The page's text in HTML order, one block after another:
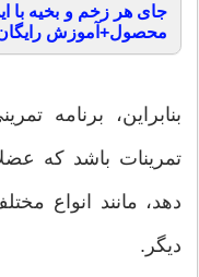
محصول+آموزش
بنابراین، برنامه
تمرینات باشد که
دهد، مانند انواع
دیگر.